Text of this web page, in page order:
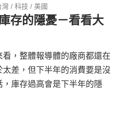
灣 /科技 /美國
存的隱憂－看看大
，整體報導體的廠商都還在
差，但下半年的消費要是沒
庫存過高會是下半年的隱